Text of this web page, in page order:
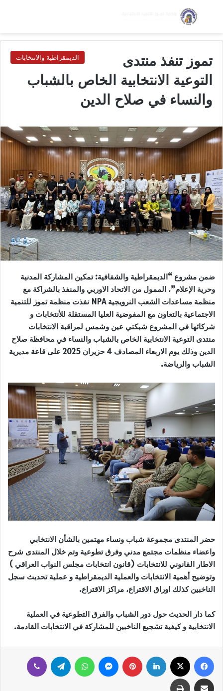
بحث عن
الديمقراطية والانتخابات
تموز تنفذ منتدى
التوعية الانتخابية الخاص بالشباب
والنساء في صلاح الدين
ضمن مشروع “الديمقراطية والشفافية: تمكين المشاركة المدنية
وحرية الإعلام”، الممول من الاتحاد الاوربي والمنفذ بالشراكة مع
منظمة مساعدات الشعب النرويجيةNPA نفذت منظمة تموز للتنمية
الاجتماعية بالتعاون مع المفوضية العليا المستقلة للأنتخابات و
شركائها في المشروع شبكتي عين وشمس لمراقبة الانتخابات
منتدى التوعية الانتخابية الخاص بالشباب والنساء في محافظة صلاح
الدين وذلك يوم الاربعاء المصادف 4 حزيران 2025 على قاعة مديرية
الشباب والرياضة.
حضر المنتدى مجموعة شباب ونساء مهتمين بالشأن الانتخابي
واعضاء منظمات مجتمع مدني وفرق تطوعية وتم خلال المنتدى شرح
الاطار القانوني للانتخابات (قانون انتخابات مجلس النواب العراقي )
وتوضيح أهمية الانتخابات والعملية الديمقراطية و عملية تحديث سجل
الناخبين كذلك اوراق الاقتراع، مراكز الاقتراع.
كما دار الحديث حول دور الشباب والفرق التطوعية في العملية
الانتخابية و كيفية تشجيع الناخبين للمشاركة في الانتخابات القادمة.